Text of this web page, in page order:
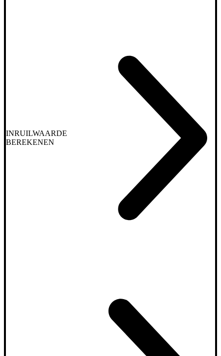
INRUILWAARDE
BEREKENEN